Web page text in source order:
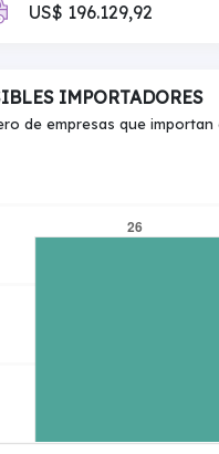
US$ 196.129,92
IMPORTADORES
de empresas que